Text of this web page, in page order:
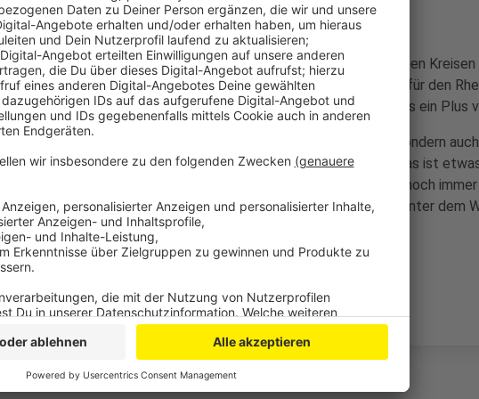
In den vergangenen sieben Monaten haben in den beiden bergischen Kreisen
255.000 Gäste übernachtet. Im Vergleich zum Vorjahr macht das für den
Kreis ein Plus von etwa 31 Prozent - für den Oberbergischen-Kreis ein Plus
Zwischen Januar und Juli gab es nicht nur mehr Gästeankünfte, sondern
Übernachtungen. Ein Gast ist im Schnitt drei Nächte geblieben. Das ist
vergangenen Jahr. Dennoch ist die Bergische Tourismus Branche noch
Vor-Corona-Niveau. In Oberberg liegt man noch rund 18 Prozent unter dem
Rhein-Berg sogar 21 Prozent.
Anzeige